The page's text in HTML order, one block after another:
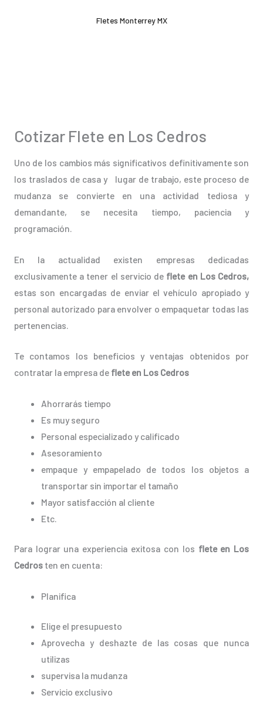
Fletes Monterrey MX
Cotizar Flete en Los Cedros
Uno de los cambios más significativos definitivamente son
los traslados de casa y lugar de trabajo, este proceso de
mudanza se convierte en una actividad tediosa y
demandante, se necesita tiempo, paciencia y
programación.
En la actualidad existen empresas dedicadas
exclusivamente a tener el servicio de flete en Los Cedros,
estas son encargadas de enviar el vehículo apropiado y
personal autorizado para envolver o empaquetar todas las
pertenencias.
Te contamos los beneficios y ventajas obtenidos por
contratar la empresa de flete en Los Cedros
Ahorrarás tiempo
Es muy seguro
Personal especializado y calificado
Asesoramiento
empaque y empapelado de todos los objetos a
transportar sin importar el tamaño
Mayor satisfacción al cliente
Etc.
Para lograr una experiencia exitosa con los flete en Los
Cedrosten en cuenta:
Planifica
Elige el presupuesto
Aprovecha y deshazte de las cosas que nunca
utilizas
supervisa la mudanza
Servicio exclusivo